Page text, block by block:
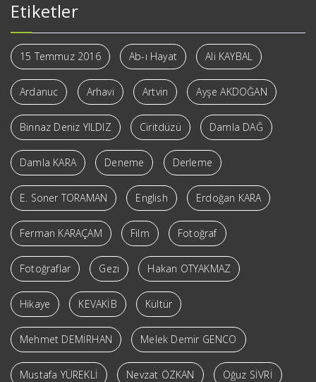
Etiketler
15 Temmuz 2016 Ab-ı Hayat Ali KAYBAL
Ardanuc Arhavi Artvin Ayşe AKDOĞAN
Binnaz Deniz YILDIZ Ciritdüzü Damla DAĞ
Damla KARA Deneme Derleme
E. Soner TORAMAN English Erdoğan KARA
Ferman KARAÇAM Film Fotoğraf
Fotoğraflar Gezi Hakan OTYAKMAZ
Hikaye KEVAKİB Kültür
Mehmet DEMİRHAN Melek Demir GENCO
Mustafa YÜREKLİ Nevzat ÖZKAN Oğuz SİVRİ